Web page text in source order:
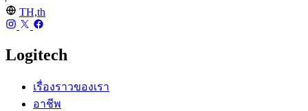
TH,th
Logitech
เรื่องราวของเรา
อาชีพ